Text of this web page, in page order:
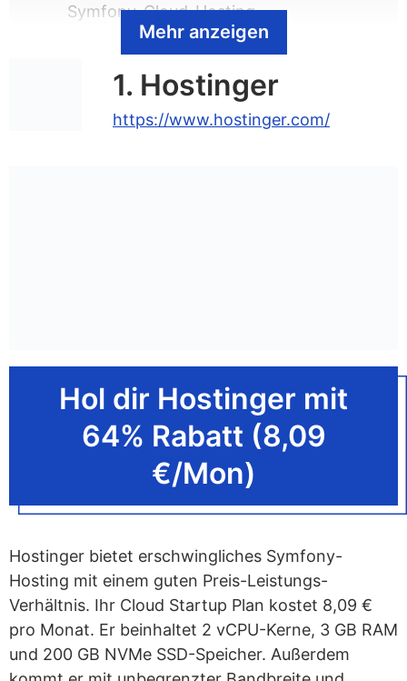
Symfony-Cloud-Hosting
GreenGeeks– Ideal für
umweltfreundliches Symfony-Hosting
SiteGround – Bestes Symfony-Hosting
für Einsteiger
IONOS
– Bestes Laravel-Hosting für EU-
Server
TMDHosting– Ideal für Managed-
Symfony-Shared-Hosting
Was ist Symfony-Hosting?
Was ist Symfony?
Was sind die Vorteile von Symfony-
Mehr anzeigen
1. Hostinger
https://www.hostinger.com/
Hol dir Hostinger mit
64% Rabatt (8,09
€/Mon)
Hostinger bietet erschwingliches Symfony-
Hosting mit einem guten Preis-Leistungs-
Verhältnis. Ihr Cloud Startup Plan kostet 8,09 €
pro Monat. Er beinhaltet 2 vCPU-Kerne, 3 GB RAM
und 200 GB NVMe SSD-Speicher. Außerdem